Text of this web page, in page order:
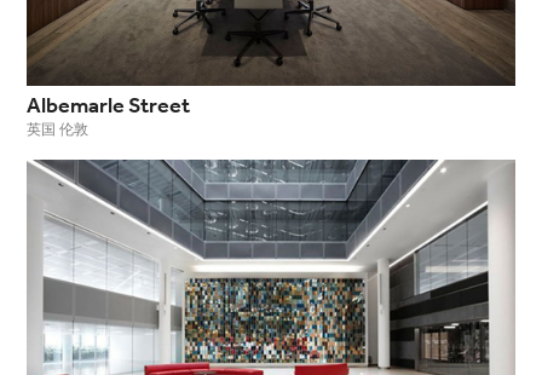
Albemarle Street
英国 伦敦